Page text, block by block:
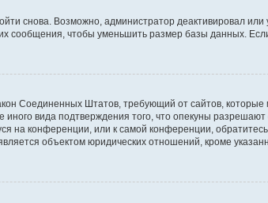
снова. Возможно, администратор деактивировал
сообщения, чтобы уменьшить размер базы данных.
Соединенных Штатов, требующий от сайтов,
вида подтверждения того, что опекуны
на конференции, или к самой конференции,
объектом юридических отношений, кроме